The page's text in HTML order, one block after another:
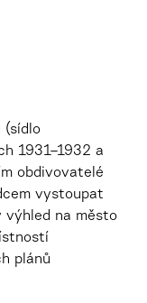
(sídlo
1931–1932 a
obdivovatelé
vystoupat
výhled na město
plánů